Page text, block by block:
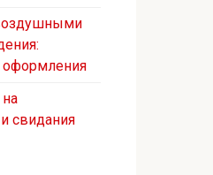
оформления
свидания